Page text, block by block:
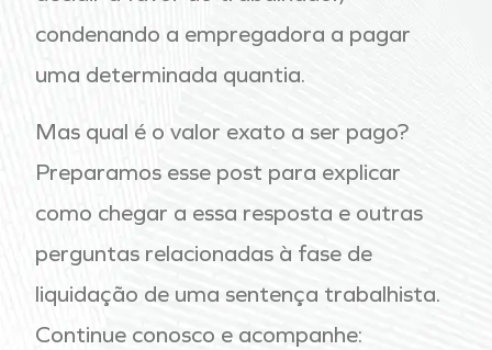
condenando a empregadora a pagar
uma determinada quantia.
Mas qual é o valor exato a ser pago?
Preparamos esse post para explicar
como chegar a essa resposta e outras
perguntas relacionadas à fase de
liquidação de uma sentença trabalhista.
Continue conosco e acompanhe: